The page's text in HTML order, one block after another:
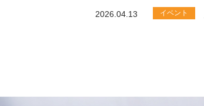
2026.04.13 イベント